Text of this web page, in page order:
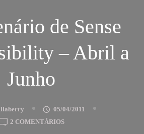
de Sense
– Abril a
Junho
05/04/2011
2 COMENTÁRIOSEM